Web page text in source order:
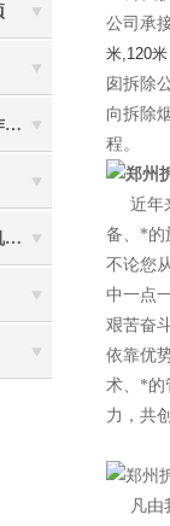
烟囱拆除有哪些拆除程序和操作规定
烟囱拆除施工过程中如何防止机械伤害
公司承
米,120
囱拆除
向拆除
程。
近年
备、*的
不论您
中一点
艰苦奋
依靠优
术、*的
力，共
凡由